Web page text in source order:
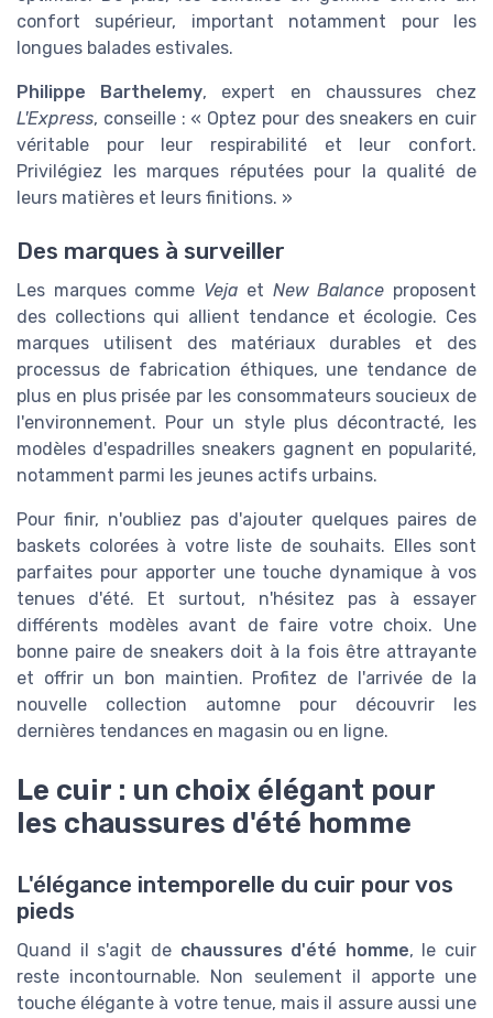
confort supérieur, important notamment pour les
longues balades estivales.
Philippe Barthelemy, expert en chaussures chez
L'Express, conseille : « Optez pour des sneakers en cuir
véritable pour leur respirabilité et leur confort.
Privilégiez les marques réputées pour la qualité de
leurs matières et leurs finitions. »
Des marques à surveiller
Les marques comme Veja et New Balance proposent
des collections qui allient tendance et écologie. Ces
marques utilisent des matériaux durables et des
processus de fabrication éthiques, une tendance de
plus en plus prisée par les consommateurs soucieux de
l'environnement. Pour un style plus décontracté, les
modèles d'espadrilles sneakers gagnent en popularité,
notamment parmi les jeunes actifs urbains.
Pour finir, n'oubliez pas d'ajouter quelques paires de
baskets colorées à votre liste de souhaits. Elles sont
parfaites pour apporter une touche dynamique à vos
tenues d'été. Et surtout, n'hésitez pas à essayer
différents modèles avant de faire votre choix. Une
bonne paire de sneakers doit à la fois être attrayante
et offrir un bon maintien. Profitez de l'arrivée de la
nouvelle collection automne pour découvrir les
dernières tendances en magasin ou en ligne.
Le cuir : un choix élégant pour
les chaussures d'été homme
L'élégance intemporelle du cuir pour vos
pieds
Quand il s'agit de chaussures d'été homme, le cuir
reste incontournable. Non seulement il apporte une
touche élégante à votre tenue, mais il assure aussi une